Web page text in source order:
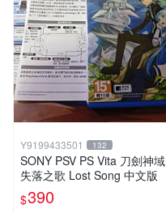
Y9199433501 132
SONY PSV PS Vita 刀劍神域
失落之歌 Lost Song 中文版
$390